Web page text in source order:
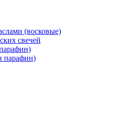
(восковые)
свечей
парафин)